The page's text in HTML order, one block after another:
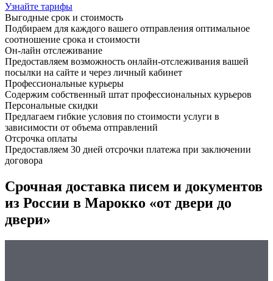
Узнайте тарифы
Выгодные срок и стоимость
Подбираем для каждого вашего отправления оптимальное
соотношение срока и стоимости
Он-лайн отслеживание
Предоставляем возможность онлайн-отслеживания вашей
посылки на сайте и через личный кабинет
Профессиональные курьеры
Содержим собственный штат профессиональных курьеров
Персональные скидки
Предлагаем гибкие условия по стоимости услуги в
зависимости от объема отправлений
Отсрочка оплаты
Предоставляем 30 дней отсрочки платежа при заключении
договора
Срочная доставка писем и документов
из России в Марокко «от двери до
двери»